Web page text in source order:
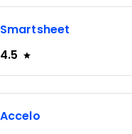
Smartsheet
4.5
Accelo